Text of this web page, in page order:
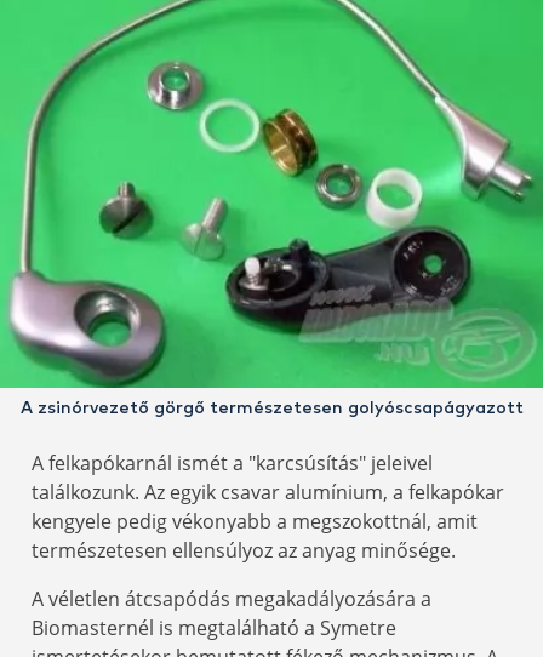
A zsinórvezető görgő természetesen golyóscsapágyazott
A felkapókarnál ismét a "karcsúsítás" jeleivel
találkozunk. Az egyik csavar alumínium, a felkapókar
kengyele pedig vékonyabb a megszokottnál, amit
természetesen ellensúlyoz az anyag minősége.
A véletlen átcsapódás megakadályozására a
Biomasternél is megtalálható a Symetre